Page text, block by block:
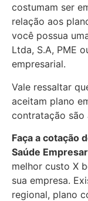
costumam ser
relação aos
você possua
Ltda, S.A, PME
empresarial.
Vale ressaltar
aceitam plano
contratação
Faça a cotação
Saúde
melhor custo X
sua empresa.
regional, plano